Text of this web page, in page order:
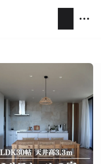
ング
積水ハウス
務所
LIXIL